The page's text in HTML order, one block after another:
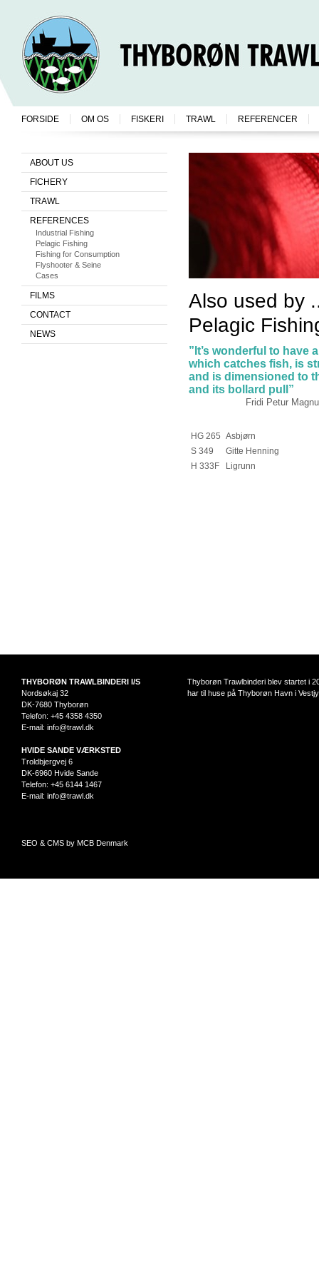
FORSIDE OM OS FISKERI TRAWL REFERENCER
ABOUT US
FICHERY
TRAWL
REFERENCES
Industrial Fishing
Pelagic Fishing
Fishing for Consumption
Flyshooter & Seine
Cases
FILMS
CONTACT
NEWS
Also used by
Pelagic
”It’s wonderful to have
which catches fish, is
and is dimensioned to
and its bollard pull”
Fridi Petur Magnusen,
HG 265 Asbjørn
S 349
Gitte Henning
H 333F
Ligrunn
THYBORØN TRAWLBINDERI I/S
Nordsøkaj 32
DK-7680 Thyborøn
Telefon: +45 4358 4350
E-mail: info@trawl.dk
HVIDE SANDE VÆRKSTED
Troldbjergvej 6
DK-6960 Hvide Sande
Telefon: +45 6144 1467
E-mail: info@trawl.dk
Thyborøn Trawlbinderi blev startet i
har til huse på Thyborøn Havn i
SEO & CMS by MCB Denmark